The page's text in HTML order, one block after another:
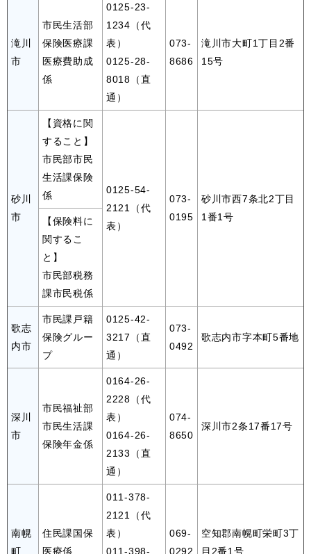
滝川
市
市民生活部
保険医療課
医療費助成
係
0125-23-
1234（代
表）
0125-28-
8018（直
通）
073-
8686
滝川市大町1丁目2番
15号
砂川
市
【資格に関
すること】
市民部市民
生活課保険
係
0125-54-
2121（代
表）
073-
0195
砂川市西7条北2丁目
1番1号
【保険料に
関するこ
と】
市民部税務
課市民税係
歌志
内市
市民課戸籍
保険グルー
プ
0125-42-
3217（直
通）
073-
0492
歌志内市字本町5番地
深川
市
市民福祉部
市民生活課
保険年金係
0164-26-
2228（代
表）
0164-26-
2133（直
通）
074-
8650
深川市2条17番17号
南幌
町
住民課国保
医療係
011-378-
2121（代
表）
011-398-
069-
0292
空知郡南幌町栄町3丁
目2番1号